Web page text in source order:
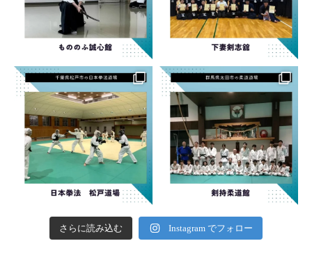
さらに読み込む Instagram でフォロー